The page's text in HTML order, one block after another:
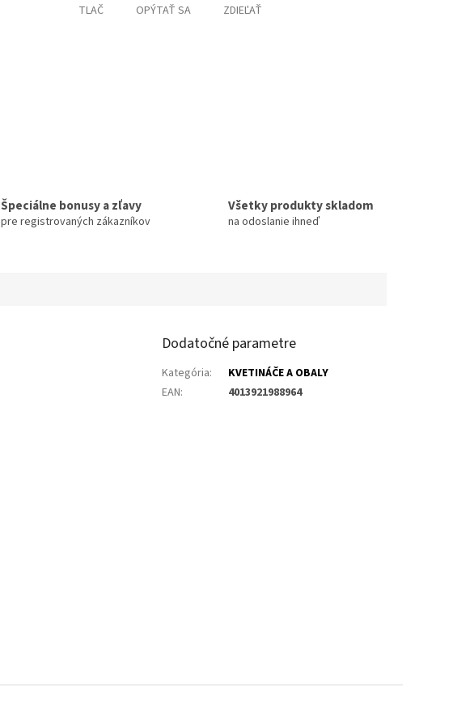
TLAČ OPÝTAŤ SA ZDIEĽAŤ
Špeciálne bonusy a zľavy
pre registrovaných zákazníkov
Všetky produkty skladom
na odoslanie ihneď
Dodatočné parametre
Kategória:
KVETINÁČE A OBALY
EAN: 4013921988964